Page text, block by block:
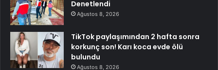
Denetlendi
Ağustos 8, 2026
TikTok paylaşımından 2 hafta sonra
korkunç son! Karı koca evde ölü
bulundu
Ağustos 8, 2026